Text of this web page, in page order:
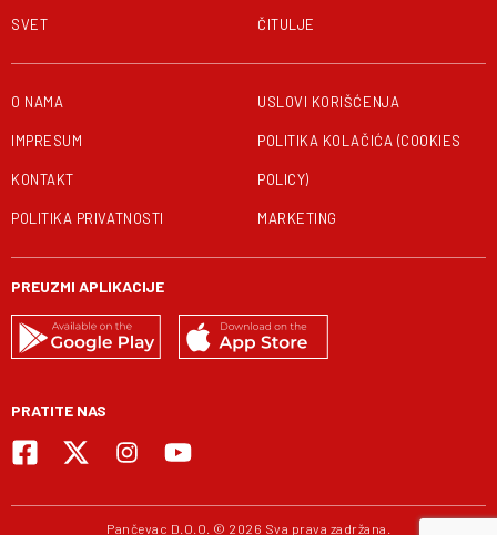
SVET ČITULJE
O NAMA
IMPRESUM
KONTAKT
POLITIKA PRIVATNOSTI
USLOVI KORIŠĆENJA
POLITIKA KOLAČIĆA (COOKIES
POLICY)
MARKETING
PREUZMI APLIKACIJE
PRATITE NAS
Pančevac D.O.O. © 2026 Sva prava zadržana.